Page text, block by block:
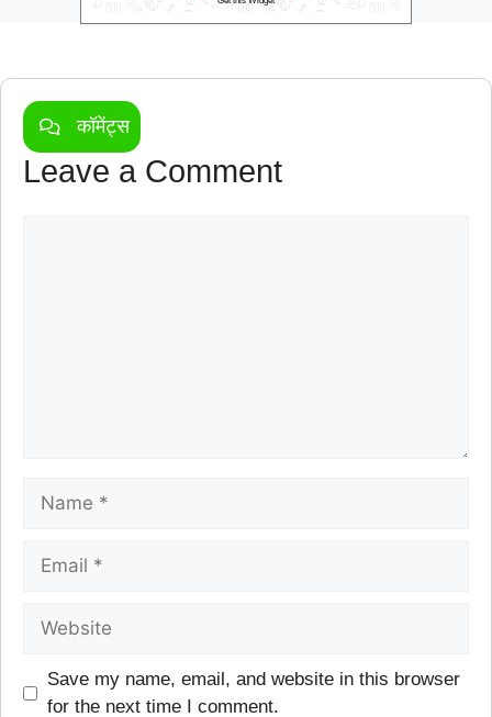
कॉमेंट्स
Leave a Comment
Save my name, email, and website in this browser
for the next time I comment.